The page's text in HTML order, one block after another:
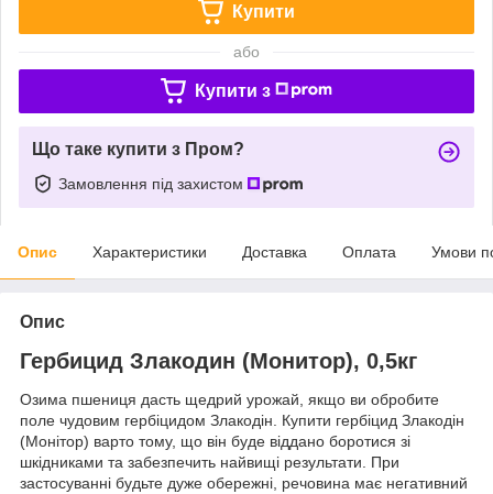
Купити
або
Купити з
Що таке купити з Пром?
Замовлення під захистом
Опис Характеристики Доставка Оплата Умови
Опис
Гербицид Злакодин (Монитор), 0,5кг
Озима пшениця дасть щедрий урожай, якщо ви обробите
поле чудовим гербіцидом Злакодін. Купити гербіцид Злакодін
(Монітор) варто тому, що він буде віддано боротися зі
шкідниками та забезпечить найвищі результати. При
застосуванні будьте дуже обережні, речовина має негативний